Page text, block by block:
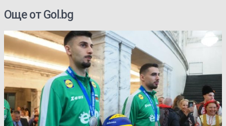
Още от Gol.bg